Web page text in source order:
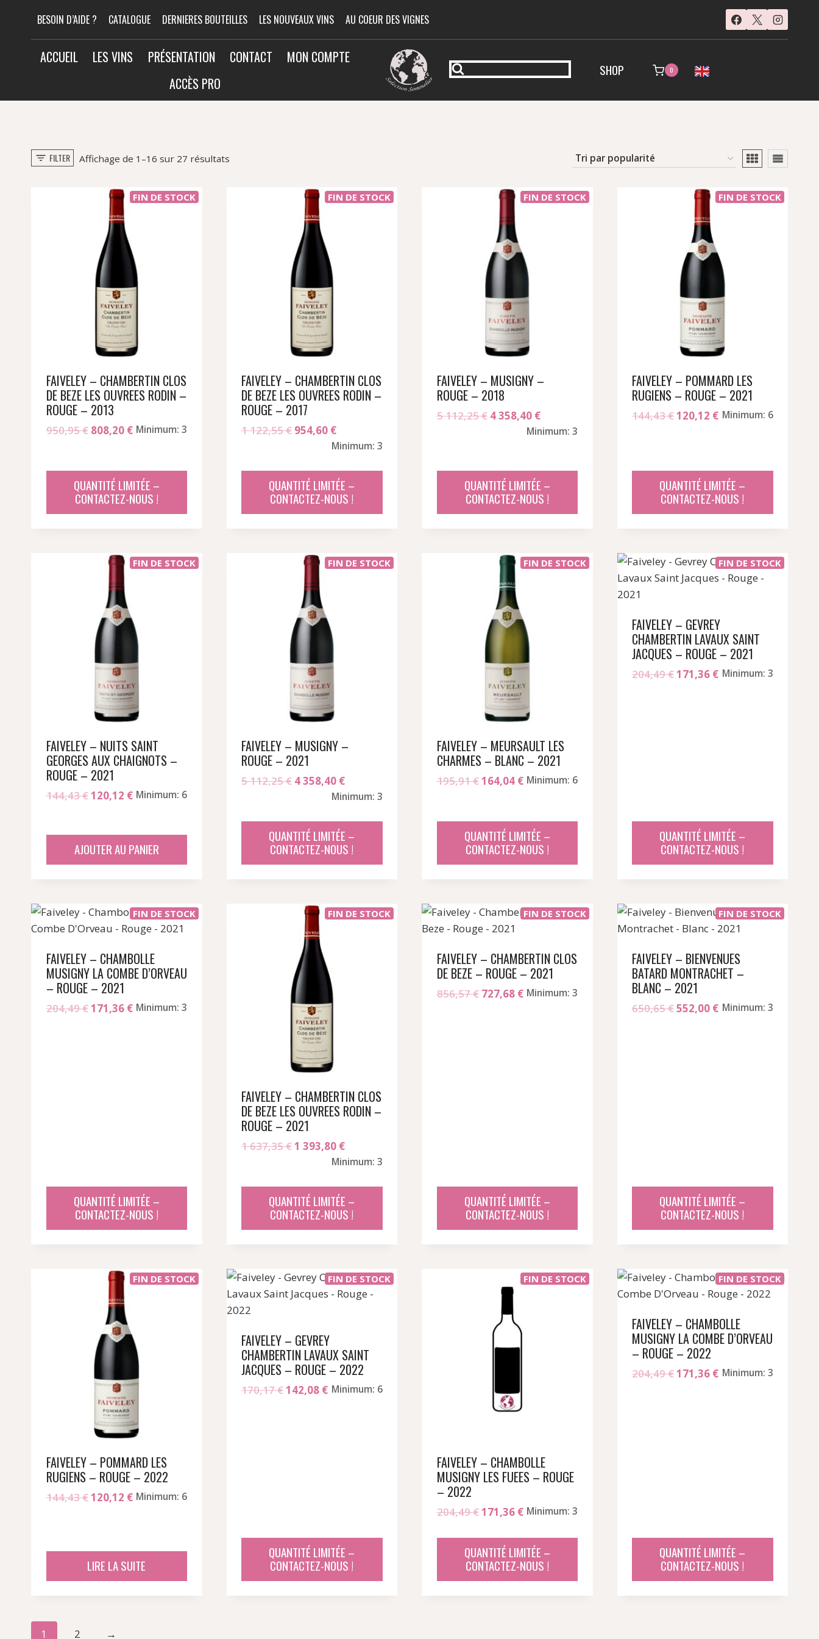
contenu
BESOIN D’AIDE ? CATALOGUE DERNIERES BOUTEILLES LES NOUVEAUX VINS AU COEUR DES VIGNES
ACCUEIL LES VINS PRÉSENTATION CONTACT
MON COMPTE
ACCÈS PRO
SHOP 0
FILTER Affichage de 1–16 sur 27 résultatsTrié
FIN DE STOCK
FAIVELEY – CHAMBERTIN CLOS
DE BEZE LES OUVREES RODIN –
ROUGE – 2013
950,95€ Le
était :
950,95 €.
808,20 €Le
est :
808,20 €.
Minimum: 3
QUANTITÉ LIMITÉE –
CONTACTEZ-NOUS !
FIN DE STOCK
FAIVELEY – CHAMBERTIN CLOS
DE BEZE LES OUVREES RODIN –
ROUGE – 2017
1 122,55€ Le
était :
1
122,55 €.
954,60 €Le
prix
est :
954,60 €.
Minimum: 3
QUANTITÉ LIMITÉE –
CONTACTEZ-NOUS !
FIN DE STOCK
FAIVELEY – MUSIGNY –
ROUGE – 2018
5 112,25€ Le
5
112,25 €.
4 358,40 €Le
prix
4
358,40 €.
Minimum: 3
QUANTITÉ LIMITÉE –
CONTACTEZ-NOUS !
FIN DE STOCK
FAIVELEY – POMMARD LES
RUGIENS – ROUGE – 2021
144,43€Le
144,43 €.
120,12 €Le
120,12 €.
Minimum: 6
QUANTITÉ LIMITÉE –
CONTACTEZ-NOUS !
FIN DE STOCK
FAIVELEY – NUITS SAINT
GEORGES AUX CHAIGNOTS –
ROUGE – 2021
144,43€Le
était :
120,12 €Le
est :
Minimum: 6
AJOUTER AU PANIER
FIN DE STOCK
FAIVELEY – MUSIGNY –
ROUGE – 2021
5 112,25€ Le
était :
5
112,25 €.
4 358,40 €Le
prix
est :
4
358,40 €.
Minimum: 3
QUANTITÉ LIMITÉE –
CONTACTEZ-NOUS !
FIN DE STOCK
FAIVELEY – MEURSAULT LES
CHARMES – BLANC – 2021
195,91€Le
était :
195,91 €.
164,04 €Le
est :
164,04 €.
Minimum: 6
QUANTITÉ LIMITÉE –
CONTACTEZ-NOUS !
FIN DE STOCK
FAIVELEY – GEVREY
CHAMBERTIN LAVAUX SAINT
JACQUES – ROUGE – 2021
204,49€Le
171,36 €LeMinimum: 3
QUANTITÉ LIMITÉE –
CONTACTEZ-NOUS !
FIN DE STOCK
FAIVELEY – CHAMBOLLE
MUSIGNY LA COMBE D’ORVEAU
– ROUGE – 2021
204,49€Le
171,36 €LeMinimum: 3
QUANTITÉ LIMITÉE –
CONTACTEZ-NOUS !
FIN DE STOCK
FAIVELEY – CHAMBERTIN CLOS
DE BEZE LES OUVREES RODIN –
ROUGE – 2021
1 637,35€Le
était :
1
637,35 €.
1 393,80 €Le
prix
est :
1
393,80 €.
Minimum: 3
QUANTITÉ LIMITÉE –
CONTACTEZ-NOUS !
FIN DE STOCK
FAIVELEY – CHAMBERTIN CLOS
DE BEZE – ROUGE – 2021
856,57€ Le
727,68 €LeMinimum: 3
QUANTITÉ LIMITÉE –
CONTACTEZ-NOUS !
FIN DE STOCK
FAIVELEY – BIENVENUES
BATARD MONTRACHET –
BLANC – 2021
650,65€Le
552,00 €LeMinimum: 3
QUANTITÉ LIMITÉE –
CONTACTEZ-NOUS !
FIN DE STOCK
FAIVELEY – POMMARD LES
RUGIENS – ROUGE – 2022
144,43€Le
144,43 €.
120,12 €Le
120,12 €.
Minimum: 6
LIRE LA SUITE
FIN DE STOCK
FAIVELEY – GEVREY
CHAMBERTIN LAVAUX SAINT
JACQUES – ROUGE – 2022
170,17€Le
142,08 €LeMinimum: 6
QUANTITÉ LIMITÉE –
CONTACTEZ-NOUS !
FIN DE STOCK
FAIVELEY – CHAMBOLLE
MUSIGNY LES FUEES – ROUGE
– 2022
204,49€Le
initial
était :
171,36 €Le
actuel
est :
Minimum: 3
QUANTITÉ LIMITÉE –
CONTACTEZ-NOUS !
FIN DE STOCK
FAIVELEY – CHAMBOLLE
MUSIGNY LA COMBE D’ORVEAU
– ROUGE – 2022
204,49€Le
171,36 €LeMinimum: 3
QUANTITÉ LIMITÉE –
CONTACTEZ-NOUS !
1 2 →